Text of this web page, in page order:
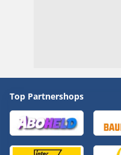
Top Partnershops